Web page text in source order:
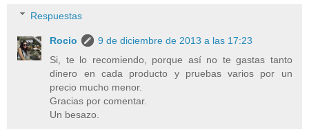
Respuestas
Rocio
9 de diciembre de 2013 a las 17:23
Si, te lo recomiendo, porque así no te gastas tanto
dinero en cada producto y pruebas varios por un
precio mucho menor.
Gracias por comentar.
Un besazo.